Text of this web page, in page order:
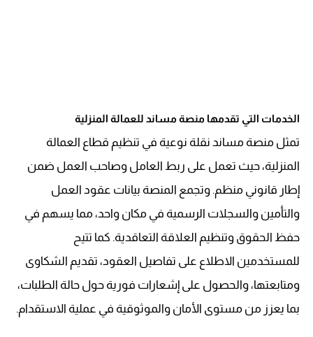
الخدمات التي تقدمها منصة مساند للعمالة المنزلية
تمثل منصة مساند نقلة نوعية في تنظيم قطاع العمالة
المنزلية، حيث تعمل على ربط العامل وصاحب العمل ضمن
إطار قانوني منظم. وتجمع المنصة بيانات عقود العمل
والتأمين والسجلات الرسمية في مكان واحد، مما يسهم في
حفظ الحقوق وتنظيم العلاقة التعاقدية. كما تتيح
للمستخدمين الاطلاع على تفاصيل العقود، تقديم الشكاوى
ومتابعتها، والحصول على إشعارات فورية حول حالة الطلبات،
بما يعزز من مستوى الأمان والموثوقية في عملية الاستقدام.